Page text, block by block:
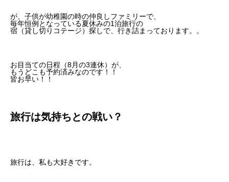
が、子供が幼稚園の時の仲良しファミリーで、
毎年恒例となっている夏休みの1泊旅行の
宿（貸し切りコテージ）探しで、行き詰まっております。。
お目当ての日程（8月の3連休）が、
もうどこも予約済みなのです！！
皆お早い！！
旅行は気持ちとの戦い？
旅行は、私も大好きです。